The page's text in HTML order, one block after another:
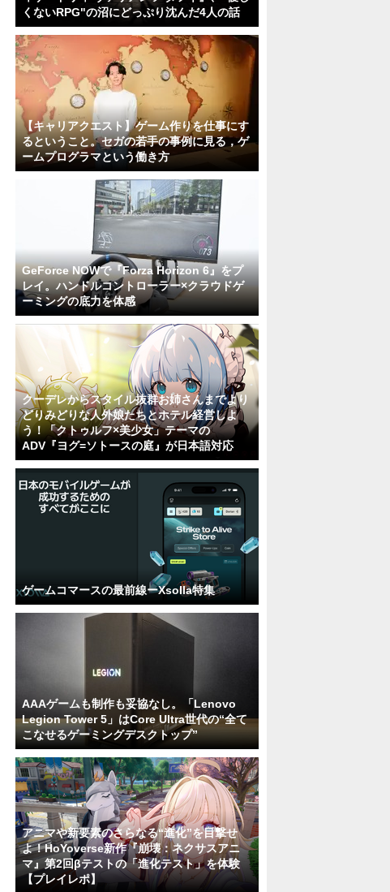
くないRPG"の沼にどっぷり沈んだ4人の話
【キャリアクエスト】ゲーム作りを仕事にす
るということ。セガの若手の事例に見る，ゲ
ームプログラマという働き方
GeForce NOWで『Forza Horizon 6』をプ
レイ。ハンドルコントローラー×クラウドゲ
ーミングの底力を体感
クーデレからスタイル抜群お姉さんまでより
どりみどりな人外娘たちとホテル経営しよ
う！「クトゥルフ×美少女」テーマの
ADV『ヨグ=ソトースの庭』が日本語対応
ゲームコマースの最前線ーXsolla特集
AAAゲームも制作も妥協なし。「Lenovo
Legion Tower 5」はCore Ultra世代の“全て
こなせるゲーミングデスクトップ”
アニマや新要素のさらなる“進化”を目撃せ
よ！HoYoverse新作『崩壊：ネクサスアニ
マ』第2回βテストの「進化テスト」を体験
【プレイレポ】